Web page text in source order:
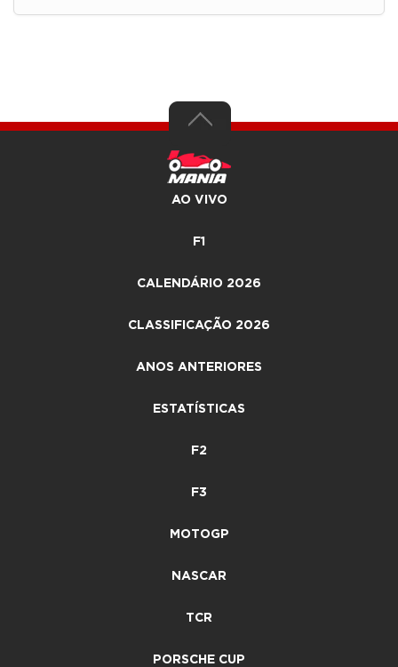
AO VIVO
F1
CALENDÁRIO 2026
CLASSIFICAÇÃO 2026
ANOS ANTERIORES
ESTATÍSTICAS
F2
F3
MOTOGP
NASCAR
TCR
PORSCHE CUP